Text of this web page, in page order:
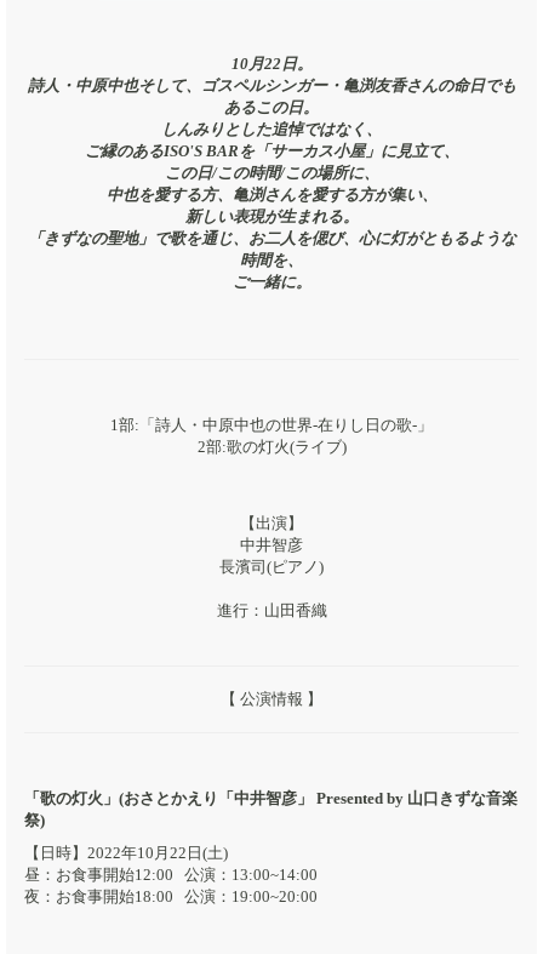
10月22日。
詩人・中原中也そして、ゴスペルシンガー・亀渕友香さんの命日でも
あるこの日。
しんみりとした追悼ではなく、
ご縁のあるISO'S BARを「サーカス小屋」に見立て、
この日/この時間/この場所に、
中也を愛する方、亀渕さんを愛する方が集い、
新しい表現が生まれる。
「きずなの聖地」で歌を通じ、お二人を偲び、心に灯がともるような
時間を、
ご一緒に。
1部:「詩人・中原中也の世界-在りし日の歌-」
2部:歌の灯火(ライブ)
【出演】
中井智彦
長濱司(ピアノ)
進行：山田香織
【 公演情報 】
「歌の灯火」(おさとかえり「中井智彦」 Presented by 山口きずな音楽
祭)
【日時】2022年10月22日(土)
昼：お食事開始12:00 公演：13:00~14:00
夜：お食事開始18:00 公演：19:00~20:00